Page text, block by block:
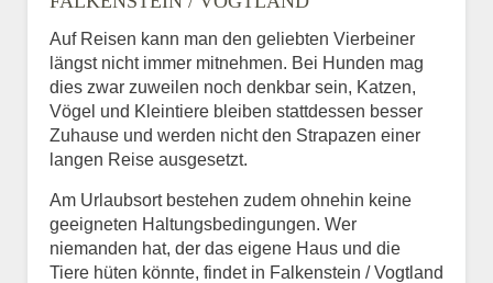
Auf Reisen kann man den geliebten Vierbeiner
längst nicht immer mitnehmen. Bei Hunden mag
dies zwar zuweilen noch denkbar sein, Katzen,
Vögel und Kleintiere bleiben stattdessen besser
Zuhause und werden nicht den Strapazen einer
langen Reise ausgesetzt.
Am Urlaubsort bestehen zudem ohnehin keine
geeigneten Haltungsbedingungen. Wer
niemanden hat, der das eigene Haus und die
Tiere hüten könnte, findet in Falkenstein / Vogtland